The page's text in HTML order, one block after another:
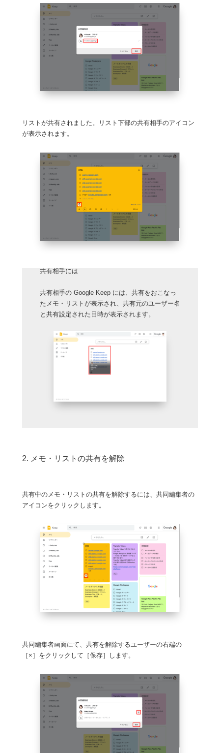
リストが共有されました。リスト下部の共有相手のアイコン
が表示されます。
共有相手には
共有相手の Google Keep には、共有をおこなっ
たメモ・リストが表示され、共有元のユーザー名
と共有設定された日時が表示されます。
2. メモ・リストの共有を解除
共有中のメモ・リストの共有を解除するには、共同編集者の
アイコンをクリックします。
共同編集者画面にて、共有を解除するユーザーの右端の
［×］をクリックして［保存］します。